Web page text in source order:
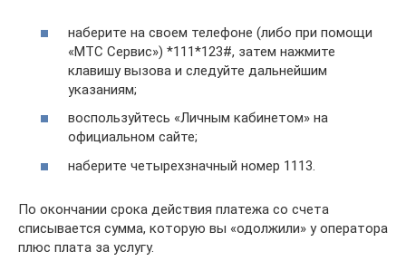
наберите на своем телефоне (либо при помощи
«МТС Сервис») *111*123#, затем нажмите
клавишу вызова и следуйте дальнейшим
указаниям;
воспользуйтесь «Личным кабинетом» на
официальном сайте;
наберите четырехзначный номер 1113.
По окончании срока действия платежа со счета
списывается сумма, которую вы «одолжили» у оператора
плюс плата за услугу.